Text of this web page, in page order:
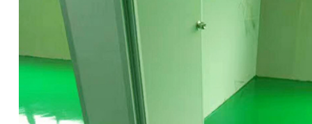
接待贵宾室装修实景效果图 工厂研发中心实
旧厂房工厂改造